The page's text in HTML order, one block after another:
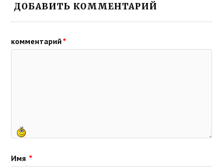
ДОБАВИТЬ КОММЕНТАРИЙ
комментарий *
Имя *